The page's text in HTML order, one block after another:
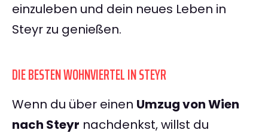
einzuleben und dein neues Leben in
Steyr zu genießen.
DIE BESTEN WOHNVIERTEL IN STEYR
Wenn du über einen Umzug von Wien
nach Steyr nachdenkst, willst du